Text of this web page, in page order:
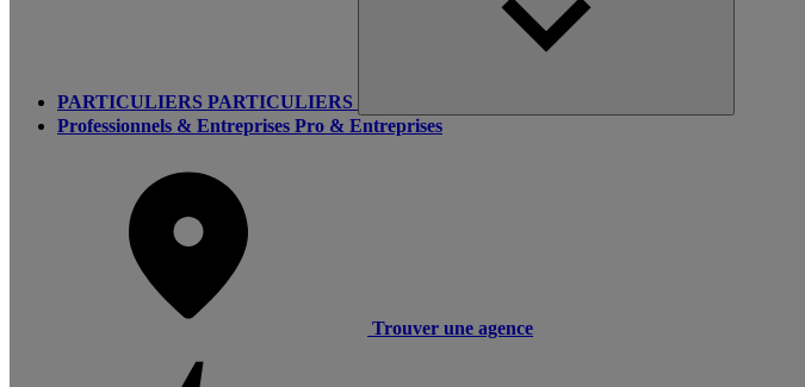
PARTICULIERS PARTICULIERS
Professionnels & Entreprises Pro & Entreprises
Trouver une agence